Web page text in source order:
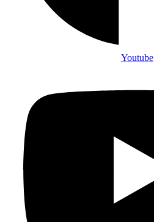
Youtube